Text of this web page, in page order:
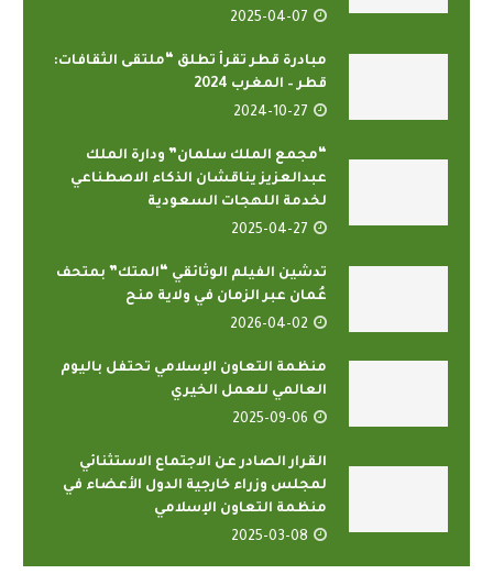
2025-04-07
مبادرة قطر تقرأ تطلق “ملتقى الثقافات:
قطر – المغرب 2024
2024-10-27
“مجمع الملك سلمان” ودارة الملك
عبدالعزيز يناقشان الذكاء الاصطناعي
لخدمة اللهجات السعودية
2025-04-27
تدشين الفيلم الوثائقي “المتك” بمتحف
عُمان عبر الزمان في ولاية منح
2026-04-02
منظمة التعاون الإسلامي تحتفل باليوم
العالمي للعمل الخيري
2025-09-06
القرار الصادر عن الاجتماع الاستثنائي
لمجلس وزراء خارجية الدول الأعضاء في
منظمة التعاون الإسلامي
2025-03-08